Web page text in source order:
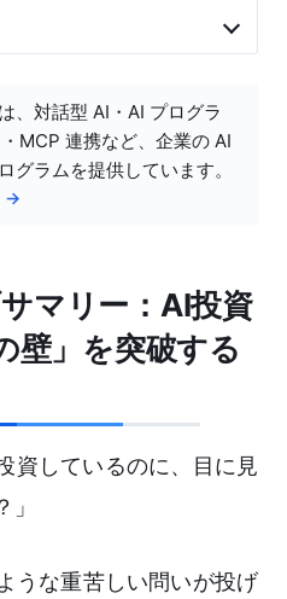
、対話型 AI・AI プログラ
MCP 連携など、企業の AI
グラムを提供しています。
→
マリー：AI投資
壁」を突破する
資しているのに、目に見
うな重苦しい問いが投げ